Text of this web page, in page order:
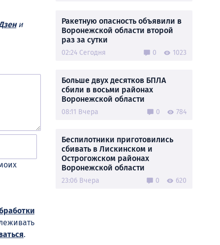
и
.
Ракетную опасность объявили в
Воронежской области второй
раз за сутки
02:24 Сегодня 0 1023
Больше двух десятков БПЛА
сбили в восьми районах
Воронежской области
08:11 Вчера 0 784
Беспилотники приготовились
сбивать в Лискинском и
Острогожском районах
Воронежской области
23:06 Вчера 0 620